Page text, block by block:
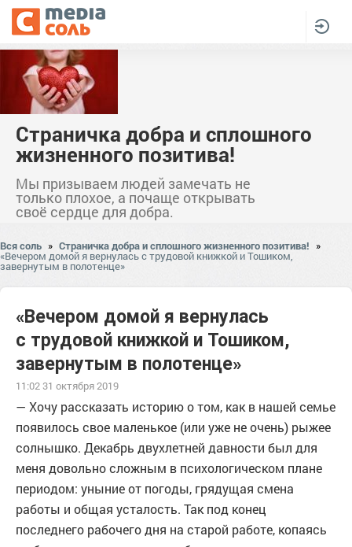
Страничка добра и сплошного
жизненного позитива!
Мы призываем людей замечать не
только плохое, а почаще открывать
своё сердце для добра.
Вся соль » Страничка добра и сплошного жизненного позитива! »
«Вечером домой я вернулась с трудовой книжкой и Тошиком,
завернутым в полотенце»
«Вечером домой я вернулась
с трудовой книжкой и Тошиком,
завернутым в полотенце»
11:02 31 октября 2019
— Хочу рассказать историю о том, как в нашей семье
появилось свое маленькое (или уже не очень) рыжее
солнышко. Декабрь двухлетней давности был для
меня довольно сложным в психологическом плане
периодом: уныние от погоды, грядущая смена
работы и общая усталость. Так под конец
последнего рабочего дня на старой работе, копаясь